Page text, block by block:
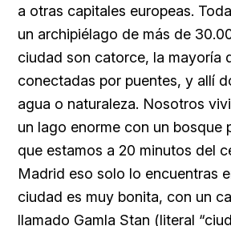
a otras capitales europeas.
un archipiélago de más de
ciudad son catorce, la mayoría
conectadas por puentes, y allí
agua o naturaleza. Nosotros
un lago enorme con un bosque
que estamos a 20 minutos del
Madrid eso solo lo encuentras
ciudad es muy bonita, con un
llamado Gamla Stan (literal